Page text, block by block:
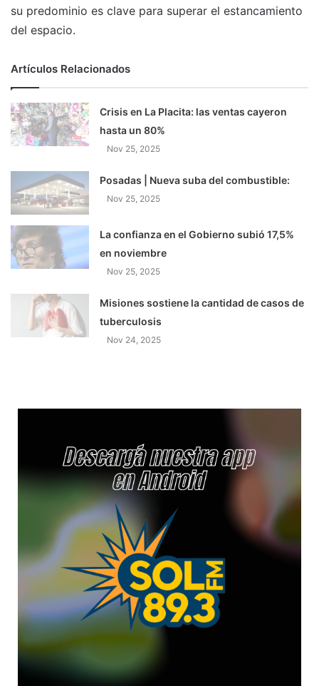
su predominio es clave para superar el estancamiento
del espacio.
Artículos Relacionados
Crisis en La Placita: las ventas cayeron
hasta un 80%
Nov 25, 2025
Posadas | Nueva suba del combustible:
Nov 25, 2025
La confianza en el Gobierno subió 17,5%
en noviembre
Nov 25, 2025
Misiones sostiene la cantidad de casos de
tuberculosis
Nov 24, 2025